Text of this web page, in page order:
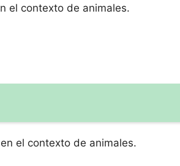
el contexto de animales.
el contexto de animales.